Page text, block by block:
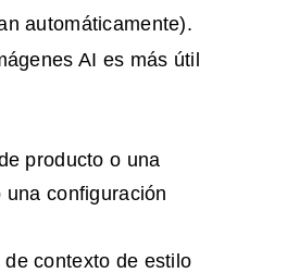
automáticamente).
AI es más útil
producto o una
configuración
contexto de estilo